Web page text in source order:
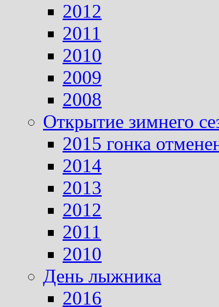
2012
2011
2010
2009
2008
Открытие зимнего
2015 гонка
2014
2013
2012
2011
2010
День лыжника
2016